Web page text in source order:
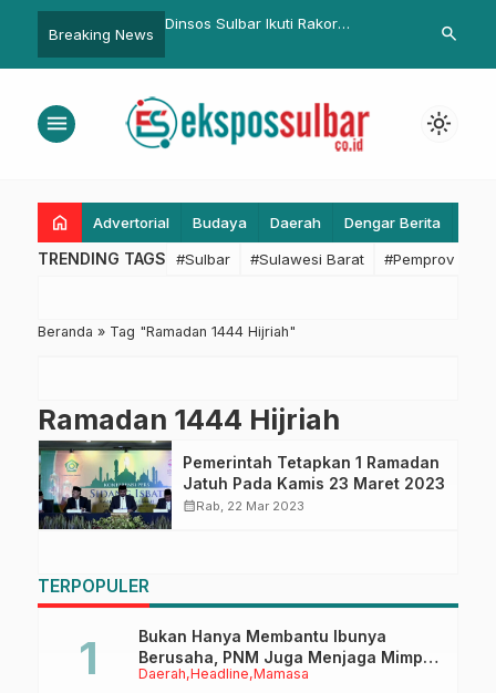
Breaking News
Kegiatan Strategis
Dinsos Sulbar Ikuti Rakor
Sekolah Rakyat Secara Daring
Sinergi
Selama
search
menu light_mode
home Advertorial Budaya Daerah Dengar Berita
TRENDING TAGS #Sulbar #Sulawesi Barat #Pemprov
Beranda » Tag "Ramadan 1444 Hijriah"
Ramadan 1444 Hijriah
Pemerintah Tetapkan 1 Ramadan
Jatuh Pada Kamis 23 Maret 2023
calendar_monthRab, 22 Mar 2023
TERPOPULER
Daerah Headline Mamasa
Bukan Hanya Membantu Ibunya
Berusaha, PNM Juga Menjaga Mimpi
Anaknya Untuk Menggapai Cita-Cita